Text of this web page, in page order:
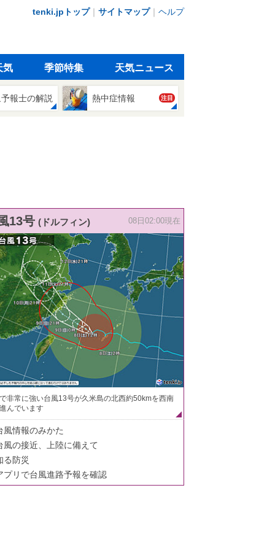
tenki.jpトップ｜ サイトマップ｜ ヘルプ
気 季節特集 天気ニュース
報士の解説 熱中症情報 注目
13号 (ドルフィン) 08日02:00現在
非常に強い台風13号が久米島の北西約50kmを西南
んでいます
風情報のみかた
風の接近、上陸に備えて
る防災
プリで台風進路予報を確認